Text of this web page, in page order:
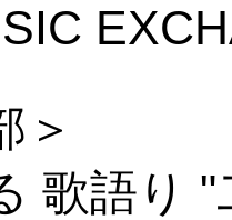
＞
歌語り